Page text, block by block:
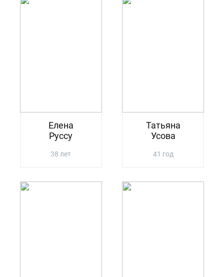
Елена
Руссу
38 лет
Татьяна
Усова
41 год